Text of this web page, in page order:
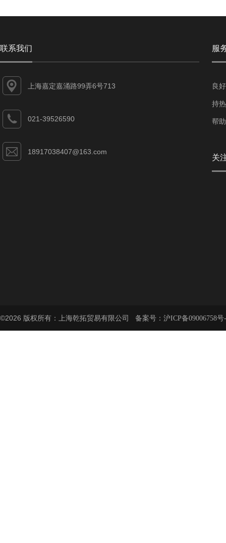
联系我们
上海嘉定嘉涌路99弄6号713
021-39526590
18917038407@163.com
服
良
持
帮
关
©2026 版权所有：上海乾拓贸易有限公司 备案号： 沪ICP备09006758号